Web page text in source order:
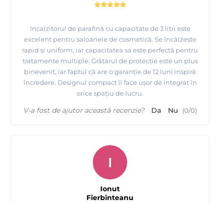
Incalzitorul de parafină cu capacitate de 3 litri este
excelent pentru saloanele de cosmetică. Se încălzește
rapid și uniform, iar capacitatea sa este perfectă pentru
tratamente multiple. Grătarul de protecție este un plus
binevenit, iar faptul că are o garanție de 12 luni inspiră
încredere. Designul compact îl face ușor de integrat în
orice spațiu de lucru.
V-a fost de ajutor această recenzie? Da Nu (0/0)
I
Ionut
Fierbinteanu